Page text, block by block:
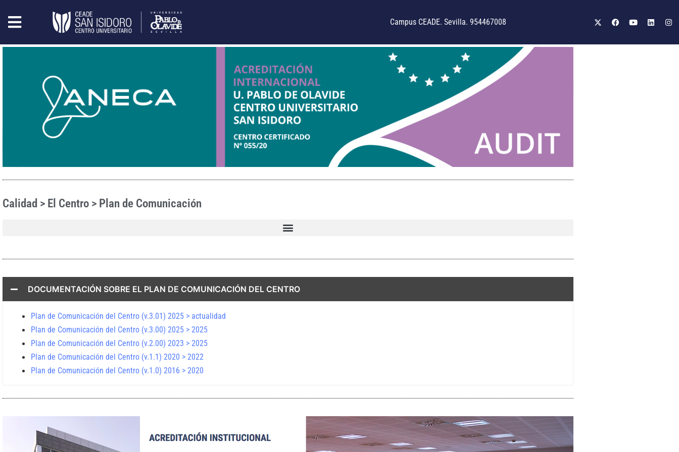
Campus CEADE. Sevilla. 954467008
Calidad > El Centro > Plan de Comunicación
DOCUMENTACIÓN SOBRE EL PLAN DE COMUNICACIÓN DEL CENTRO
Plan de Comunicación del Centro (v.3.01) 2025 > actualidad
Plan de Comunicación del Centro (v.3.00) 2025 > 2025
Plan de Comunicación del Centro (v.2.00) 2023 > 2025
Plan de Comunicación del Centro (v.1.1) 2020 > 2022
Plan de Comunicación del Centro (v.1.0) 2016 > 2020